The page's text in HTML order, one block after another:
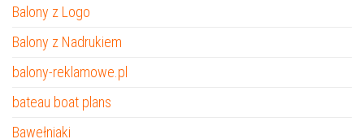
Balony z Logo
Balony z Nadrukiem
balony-reklamowe.pl
bateau boat plans
Bawełniaki